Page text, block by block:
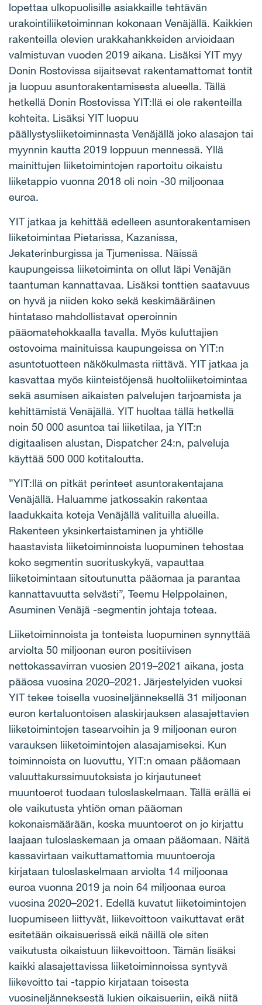
lopettaa ulkopuolisille asiakkaille tehtävän
urakointiliiketoiminnan kokonaan Venäjällä. Kaikkien
rakenteilla olevien urakkahankkeiden arvioidaan
valmistuvan vuoden 2019 aikana. Lisäksi YIT myy
Donin Rostovissa sijaitsevat rakentamattomat tontit
ja luopuu asuntorakentamisesta alueella. Tällä
hetkellä Donin Rostovissa YIT:llä ei ole rakenteilla
kohteita. Lisäksi YIT luopuu
päällystysliiketoiminnasta Venäjällä joko alasajon tai
myynnin kautta 2019 loppuun mennessä. Yllä
mainittujen liiketoimintojen raportoitu oikaistu
liiketappio vuonna 2018 oli noin -30 miljoonaa
euroa.
YIT jatkaa ja kehittää edelleen asuntorakentamisen
liiketoimintaa Pietarissa, Kazanissa,
Jekaterinburgissa ja Tjumenissa. Näissä
kaupungeissa liiketoiminta on ollut läpi Venäjän
taantuman kannattavaa. Lisäksi tonttien saatavuus
on hyvä ja niiden koko sekä keskimääräinen
hintataso mahdollistavat operoinnin
pääomatehokkaalla tavalla. Myös kuluttajien
ostovoima mainituissa kaupungeissa on YIT:n
asuntotuotteen näkökulmasta riittävä. YIT jatkaa ja
kasvattaa myös kiinteistöjensä huoltoliiketoimintaa
sekä asumisen aikaisten palvelujen tarjoamista ja
kehittämistä Venäjällä. YIT huoltaa tällä hetkellä
noin 50 000 asuntoa tai liiketilaa, ja YIT:n
digitaalisen alustan, Dispatcher 24:n, palveluja
käyttää 500 000 kotitaloutta.
”YIT:llä on pitkät perinteet asuntorakentajana
Venäjällä. Haluamme jatkossakin rakentaa
laadukkaita koteja Venäjällä valituilla alueilla.
Rakenteen yksinkertaistaminen ja yhtiölle
haastavista liiketoiminnoista luopuminen tehostaa
koko segmentin suorituskykyä, vapauttaa
liiketoimintaan sitoutunutta pääomaa ja parantaa
kannattavuutta selvästi”, Teemu Helppolainen,
Asuminen Venäjä -segmentin johtaja toteaa.
Liiketoiminnoista ja tonteista luopuminen synnyttää
arviolta 50 miljoonan euron positiivisen
nettokassavirran vuosien 2019–2021 aikana, josta
pääosa vuosina 2020–2021. Järjestelyiden vuoksi
YIT tekee toisella vuosineljänneksellä 31 miljoonan
euron kertaluontoisen alaskirjauksen alasajettavien
liiketoimintojen tasearvoihin ja 9 miljoonan euron
varauksen liiketoimintojen alasajamiseksi. Kun
toiminnoista on luovuttu, YIT:n omaan pääomaan
valuuttakurssimuutoksista jo kirjautuneet
muuntoerot tuodaan tuloslaskelmaan. Tällä erällä ei
ole vaikutusta yhtiön oman pääoman
kokonaismäärään, koska muuntoerot on jo kirjattu
laajaan tuloslaskemaan ja omaan pääomaan. Näitä
kassavirtaan vaikuttamattomia muuntoeroja
kirjataan tuloslaskelmaan arviolta 14 miljoonaa
euroa vuonna 2019 ja noin 64 miljoonaa euroa
vuosina 2020–2021. Edellä kuvatut liiketoimintojen
luopumiseen liittyvät, liikevoittoon vaikuttavat erät
esitetään oikaisuerissä eikä näillä ole siten
vaikutusta oikaistuun liikevoittoon. Tämän lisäksi
kaikki alasajettavissa liiketoiminnoissa syntyvä
liikevoitto tai -tappio kirjataan toisesta
vuosineljänneksestä lukien oikaisueriin, eikä niitä